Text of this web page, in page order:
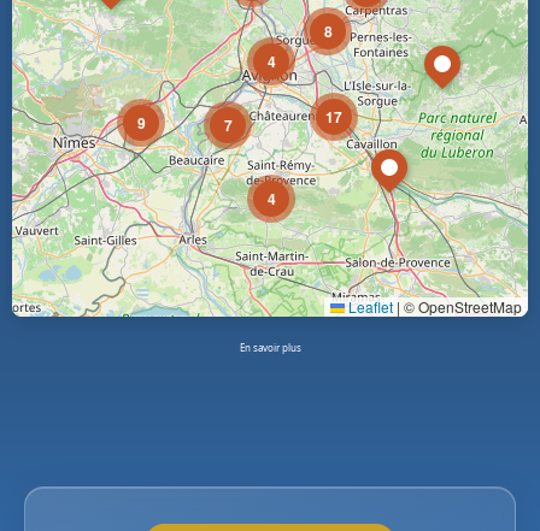
4
9 7
4
17
8
Leaflet | © OpenStreetMap
En savoir plus